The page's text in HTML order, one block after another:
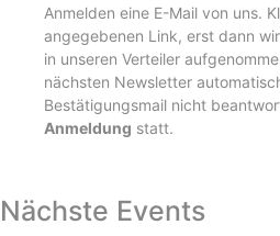
Anmelden eine E-Mail von uns.
angegebenen Link, erst dann
in unseren Verteiler
nächsten Newsletter
Bestätigungsmail nicht
Anmeldung statt.
Nächste Events